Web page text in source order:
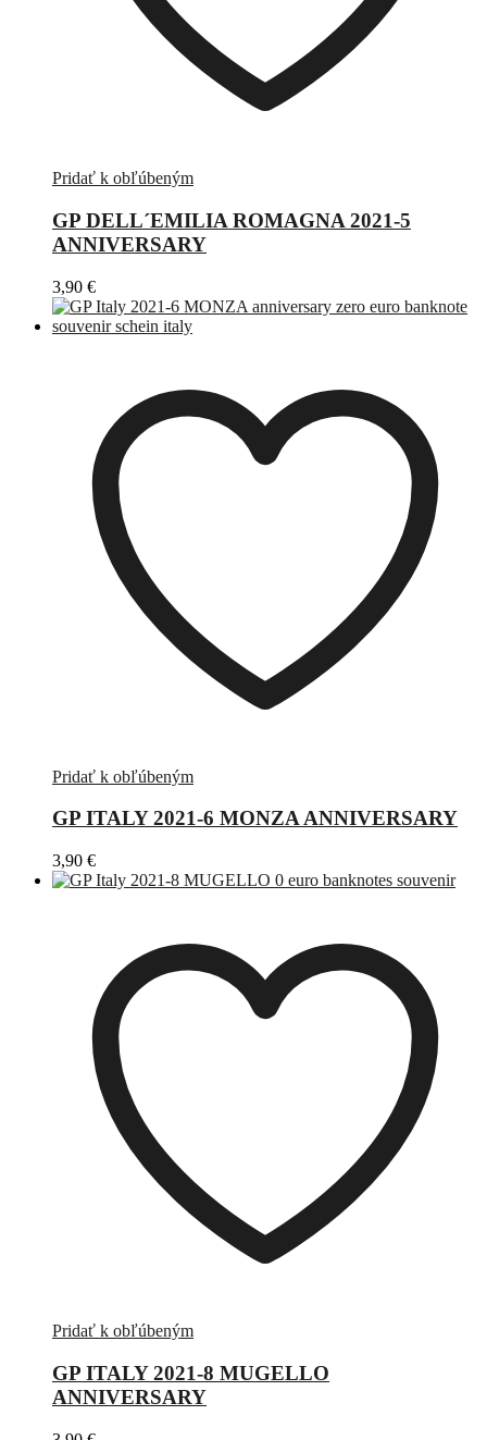
Pridať k obľúbeným
GP DELL´EMILIA ROMAGNA 2021-5
ANNIVERSARY
3,90 €
Pridať k obľúbeným
GP ITALY 2021-6 MONZA ANNIVERSARY
3,90 €
Pridať k obľúbeným
GP ITALY 2021-8 MUGELLO
ANNIVERSARY